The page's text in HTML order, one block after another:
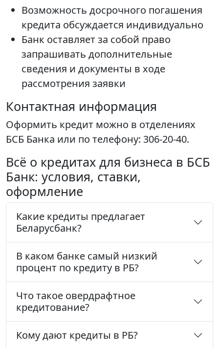
Возможность досрочного погашения
кредита обсуждается индивидуально
Банк оставляет за собой право
запрашивать дополнительные
сведения и документы в ходе
рассмотрения заявки
Контактная информация
Оформить кредит можно в отделениях
БСБ Банка или по телефону: 306-20-40.
Всё о кредитах для бизнеса в БСБ
Банк: условия, ставки,
оформление
Какие кредиты предлагает
Беларусбанк?
В каком банке самый низкий
процент по кредиту в РБ?
Что такое овердрафтное
кредитование?
Кому дают кредиты в РБ?